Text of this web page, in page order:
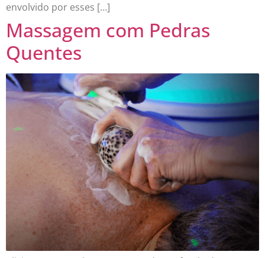
envolvido por esses […]
Massagem com Pedras
Quentes